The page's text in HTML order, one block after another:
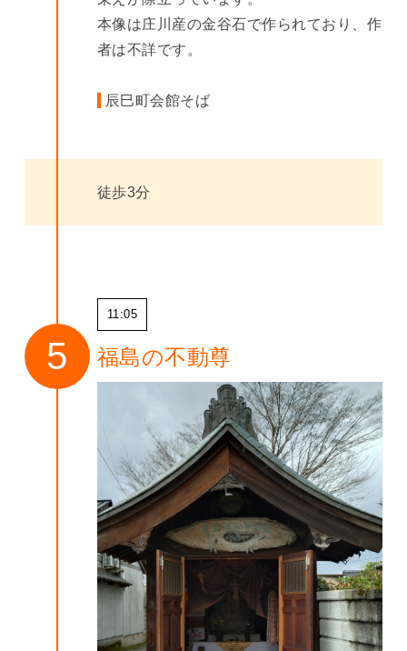
本像は庄川産の金谷石で作られており、作
者は不詳です。
辰巳町会館そば
徒歩3分
11:05
福島の不動尊